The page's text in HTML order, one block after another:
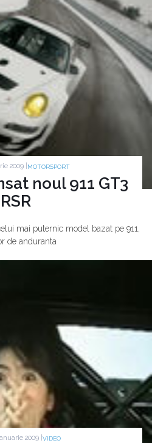
2009 | MOTORSPORT
noul 911 GT3
RSR
mai puternic model bazat pe 911,
de anduranta
2009 | VIDEO